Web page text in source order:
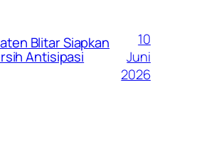
Blitar Siapkan
Antisipasi
10
Juni
2026